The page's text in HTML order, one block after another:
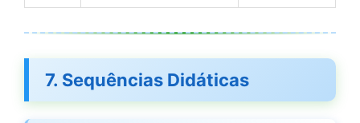
7. Sequências Didáticas